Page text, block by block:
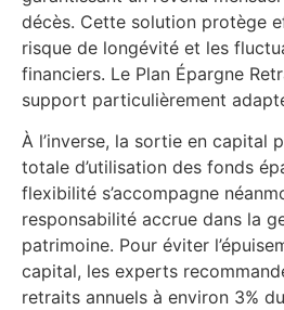
décès. Cette solution protège
risque de longévité et les
financiers. Le Plan Épargne
support particulièrement
À l’inverse, la sortie en capital
totale d’utilisation des fonds
flexibilité s’accompagne
responsabilité accrue dans la
patrimoine. Pour éviter
capital, les experts
retraits annuels à environ 3%